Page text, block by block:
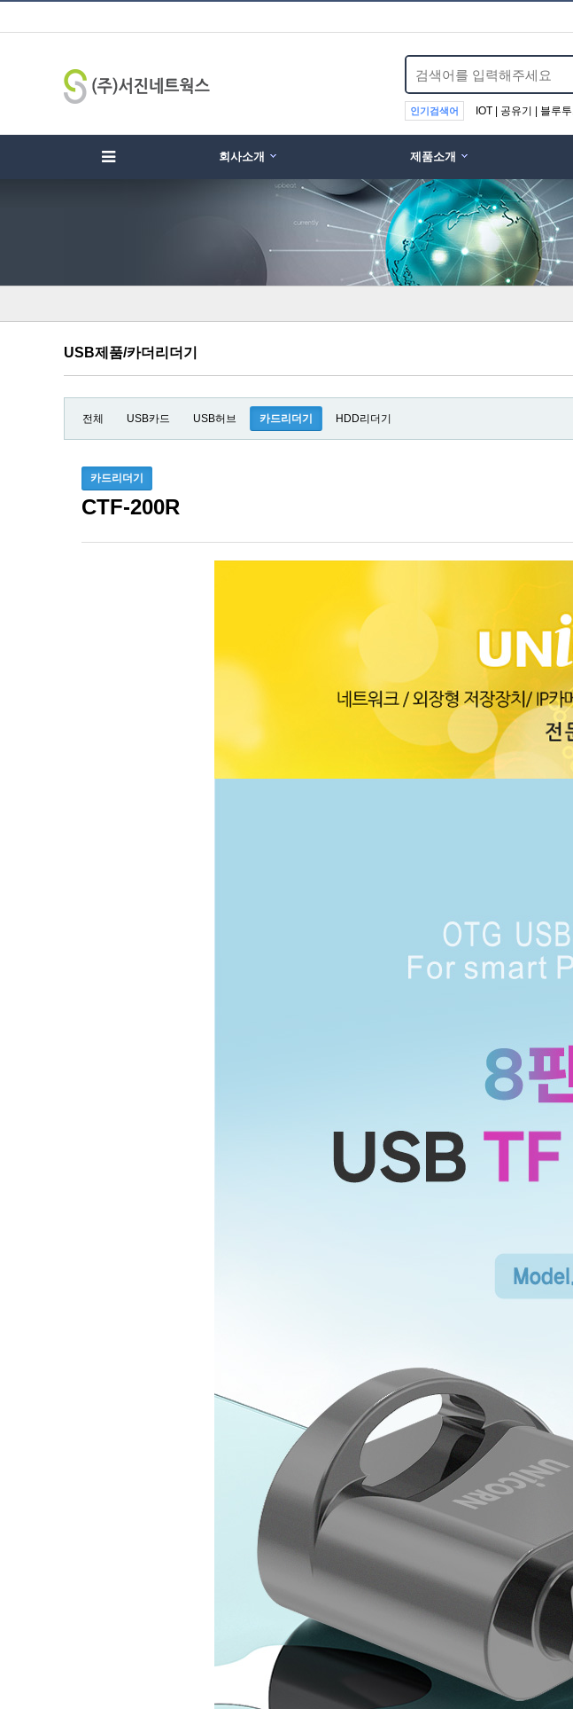
인기검색어 IOT | 공유기 | 블루
회사소개
제품소개
USB제품/카더리더기
전체 USB카드 USB허브 카드리더기 HDD리더기
카드리더기
CTF-200R